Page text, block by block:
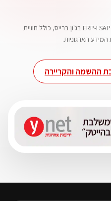
קראו ביקורות וחוות דעת של בוגרי קורסי SAP ו-ERP בג'ון ברייס, כולל חוויית
הארגוניות.
ההשמה והקריירה